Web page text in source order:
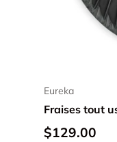
Eureka
Fraises tout
$129.00